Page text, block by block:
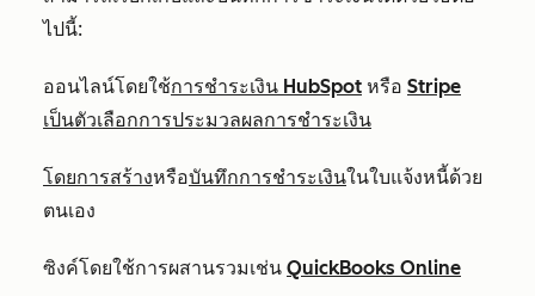
ไปนี้:
ออนไลน์โดยใช้การชำระเงิน HubSpot หรือ Stripe
เป็นตัวเลือกการประมวลผลการชำระเงิน
โดยการสร้างหรือบันทึกการชำระเงินในใบแจ้งหนี้ด้วย
ตนเอง
ซิงค์โดยใช้การผสานรวมเช่น QuickBooks Online